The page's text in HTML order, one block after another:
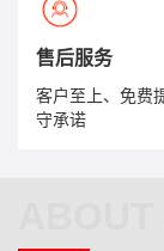
售后服务
客户至上、免费
守承诺